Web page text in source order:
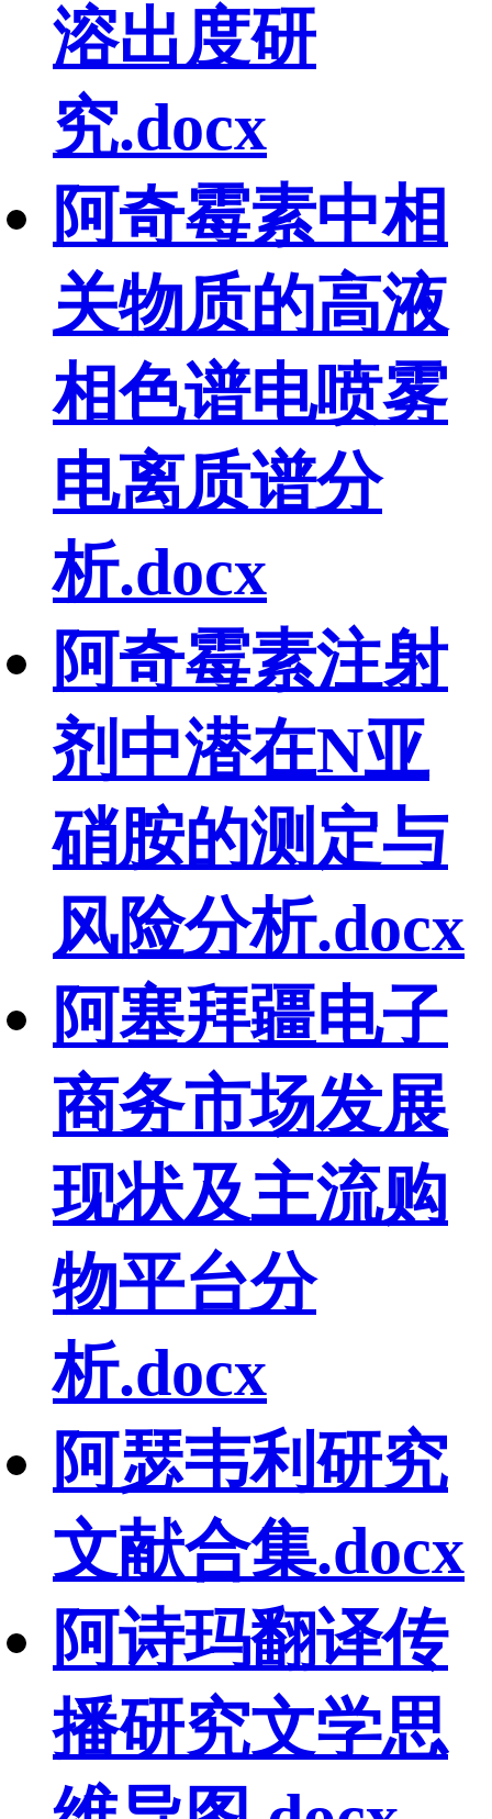
溶出度研
究.docx
阿奇霉素中相
关物质的高液
相色谱电喷雾
电离质谱分
析.docx
阿奇霉素注射
剂中潜在N亚
硝胺的测定与
风险分析.docx
阿塞拜疆电子
商务市场发展
现状及主流购
物平台分
析.docx
阿瑟韦利研究
文献合集.docx
阿诗玛翻译传
播研究文学思